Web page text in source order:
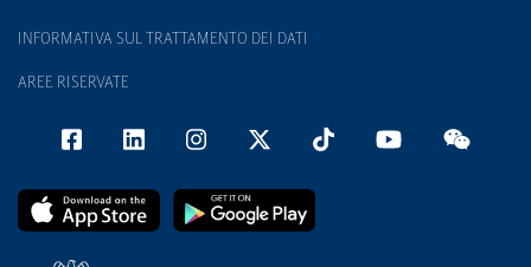
INFORMATIVA SUL TRATTAMENTO DEI DATI
AREE RISERVATE